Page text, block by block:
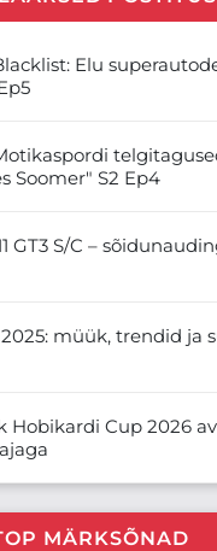
Elu
Soomer" S2 Ep4
GT3 S/C –
müük, trendid ja
Hobikardi Cup 2026
MÄRKSÕNAD